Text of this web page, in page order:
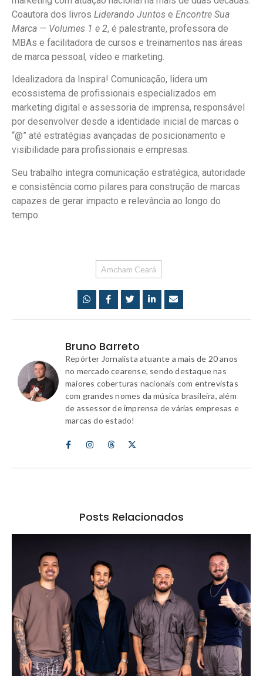
Coautora dos livros Liderando Juntos e Encontre Sua
Marca — Volumes 1 e 2, é palestrante, professora de
MBAs e facilitadora de cursos e treinamentos nas áreas
de marca pessoal, vídeo e marketing.
Idealizadora da Inspira! Comunicação, lidera um
ecossistema de profissionais especializados em
marketing digital e assessoria de imprensa, responsável
por desenvolver desde a identidade inicial de marcas o
“@” até estratégias avançadas de posicionamento e
visibilidade para profissionais e empresas.
Seu trabalho integra comunicação estratégica, autoridade
e consistência como pilares para construção de marcas
capazes de gerar impacto e relevância ao longo do
tempo.
Amcham Ceará
Bruno Barreto
Repórter Jornalista atuante a mais de 20 anos
no mercado cearense, sendo destaque nas
maiores coberturas nacionais com entrevistas
com grandes nomes da música brasileira, além
de assessor de imprensa de várias empresas e
marcas do estado!
Posts Relacionados